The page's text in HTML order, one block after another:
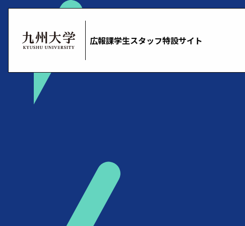
Skip
content
九
大
（KYUSHU
UNIVERSITY）
広報課学生スタッフ特設サイト